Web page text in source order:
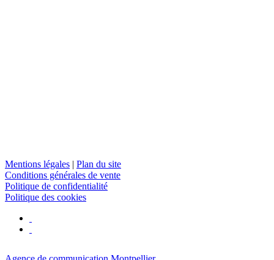
Mentions légales | Plan du site
Conditions générales de vente
Politique de confidentialité
Politique des cookies